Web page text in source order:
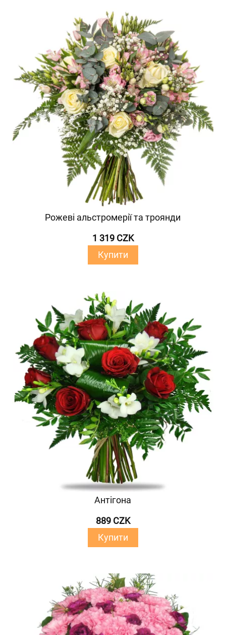
Рожеві альстромерії та троянди
1 319 CZK
Купити
Антігона
889 CZK
Купити